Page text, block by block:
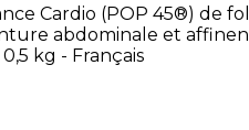
Cardio (POP 45®) de
abdominale et
kg - Français